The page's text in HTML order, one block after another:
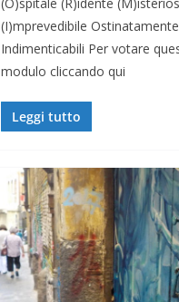
(I)mprevedibile
Indimenticabili Per votare
modulo cliccando qui
Leggi tutto